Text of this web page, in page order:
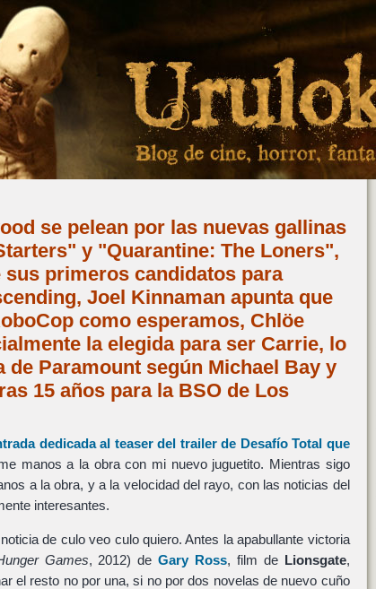
se pelean por las nuevas gallinas
y "Quarantine: The Loners",
primeros candidatos para
Joel Kinnaman apunta que
como esperamos, Chlöe
la elegida para ser Carrie, lo
de Paramount según Michael Bay y
15 años para la BSO de Los
dedicada al teaser del trailer de Desafío Total que
manos a la obra con mi nuevo juguetito. Mientras sigo
a la obra, y a la velocidad del rayo, con las noticias del
interesantes.
de culo veo culo quiero. Antes la apabullante victoria
Games, 2012) deGary Ross, film de Lionsgate,
el resto no por una, si no por dos novelas de nuevo cuño